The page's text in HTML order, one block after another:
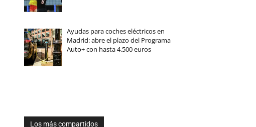
Ayudas para coches eléctricos en
Madrid: abre el plazo del Programa
Auto+ con hasta 4.500 euros
Los más compartidos